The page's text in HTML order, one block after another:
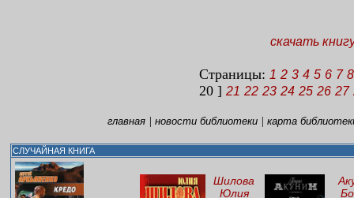
скачать
Страницы: 1 2 3 4 5 6 7 8
20 ] 21 22 23 24 25 26 27
главная| новости библиотеки| карта
СЛУЧАЙНАЯ КНИГА
Шилова
Юлия